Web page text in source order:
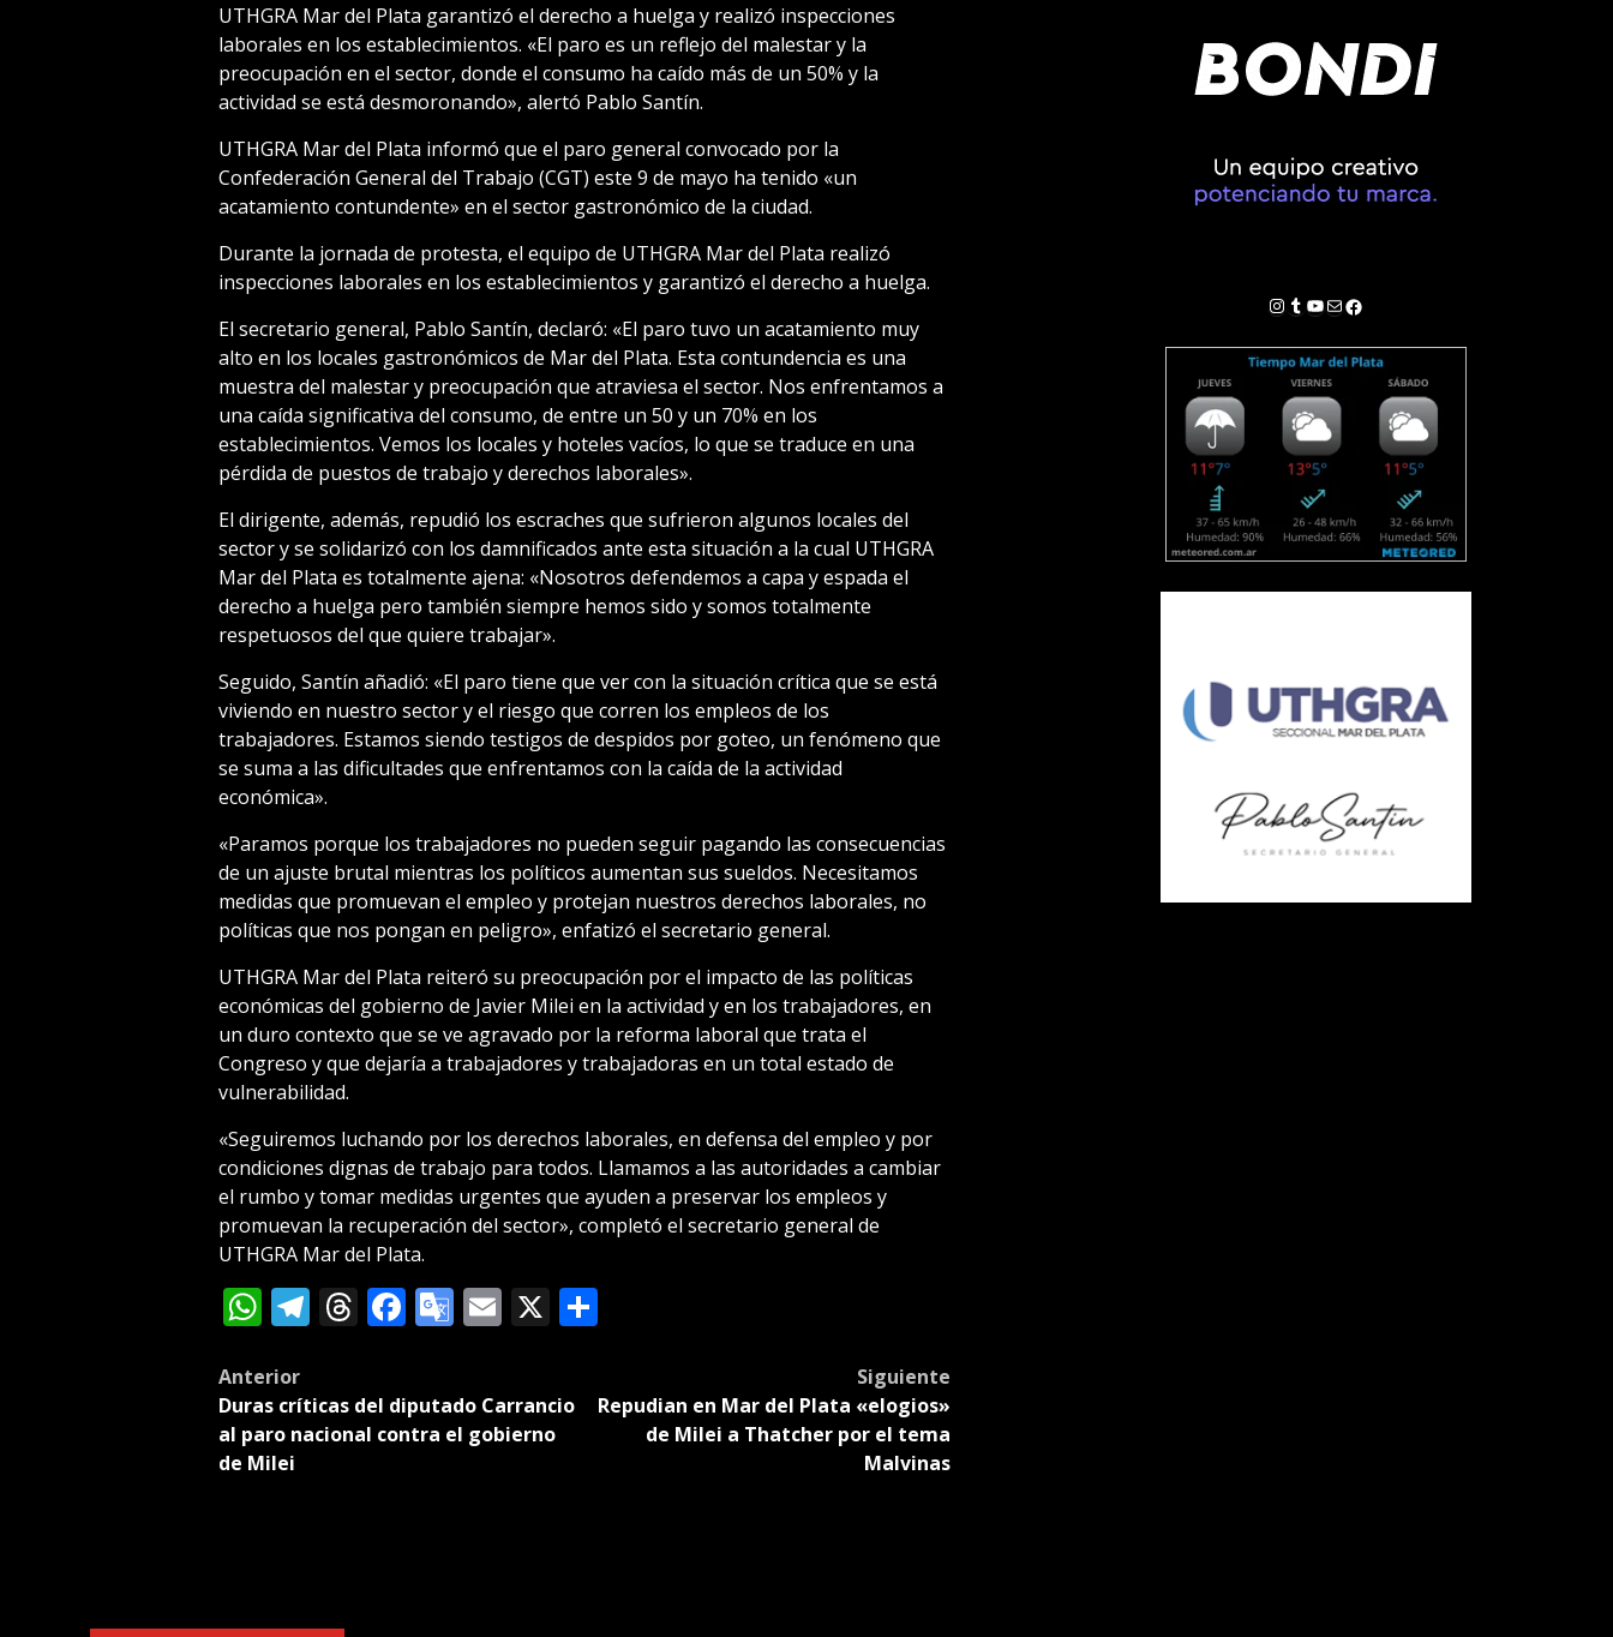
UTHGRA Mar del Plata garantizó el derecho a huelga y realizó inspecciones
laborales en los establecimientos. «El paro es un reflejo del malestar y la
preocupación en el sector, donde el consumo ha caído más de un 50% y la
actividad se está desmoronando», alertó Pablo Santín.
UTHGRA Mar del Plata informó que el paro general convocado por la
Confederación General del Trabajo (CGT) este 9 de mayo ha tenido «un
acatamiento contundente» en el sector gastronómico de la ciudad.
Durante la jornada de protesta, el equipo de UTHGRA Mar del Plata realizó
inspecciones laborales en los establecimientos y garantizó el derecho a huelga.
El secretario general, Pablo Santín, declaró: «El paro tuvo un acatamiento muy
alto en los locales gastronómicos de Mar del Plata. Esta contundencia es una
muestra del malestar y preocupación que atraviesa el sector. Nos enfrentamos a
una caída significativa del consumo, de entre un 50 y un 70% en los
establecimientos. Vemos los locales y hoteles vacíos, lo que se traduce en una
pérdida de puestos de trabajo y derechos laborales».
El dirigente, además, repudió los escraches que sufrieron algunos locales del
sector y se solidarizó con los damnificados ante esta situación a la cual UTHGRA
Mar del Plata es totalmente ajena: «Nosotros defendemos a capa y espada el
derecho a huelga pero también siempre hemos sido y somos totalmente
respetuosos del que quiere trabajar».
Seguido, Santín añadió: «El paro tiene que ver con la situación crítica que se está
viviendo en nuestro sector y el riesgo que corren los empleos de los
trabajadores. Estamos siendo testigos de despidos por goteo, un fenómeno que
se suma a las dificultades que enfrentamos con la caída de la actividad
económica».
«Paramos porque los trabajadores no pueden seguir pagando las consecuencias
de un ajuste brutal mientras los políticos aumentan sus sueldos. Necesitamos
medidas que promuevan el empleo y protejan nuestros derechos laborales, no
políticas que nos pongan en peligro», enfatizó el secretario general.
UTHGRA Mar del Plata reiteró su preocupación por el impacto de las políticas
económicas del gobierno de Javier Milei en la actividad y en los trabajadores, en
un duro contexto que se ve agravado por la reforma laboral que trata el
Congreso y que dejaría a trabajadores y trabajadoras en un total estado de
vulnerabilidad.
«Seguiremos luchando por los derechos laborales, en defensa del empleo y por
condiciones dignas de trabajo para todos. Llamamos a las autoridades a cambiar
el rumbo y tomar medidas urgentes que ayuden a preservar los empleos y
promuevan la recuperación del sector», completó el secretario general de
UTHGRA Mar del Plata.
WhatsApp
Telegram
Threads
Facebook
Google
Email
X Compartir
Post
navigation
Anterior
Duras críticas del diputado Carrancio
al paro nacional contra el gobierno
de Milei
Siguiente
Repudian en Mar del Plata «elogios»
de Milei a Thatcher por el tema
Malvinas
Instagram
Tumblr
YouTube
Correo electrónico
Facebook